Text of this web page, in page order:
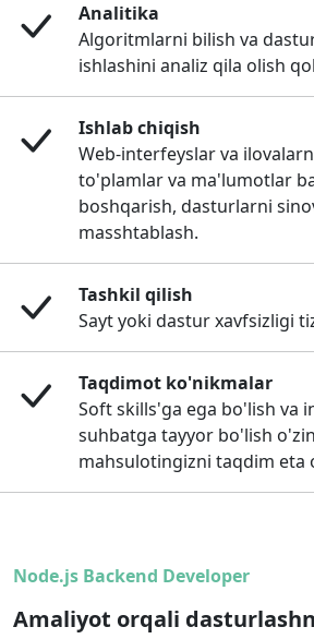
Analitika
Algoritmlarni bilish va
ishlashini analiz qila olish
Ishlab chiqish
Web-interfeyslar va
to'plamlar va ma'lumotlar
boshqarish, dasturlarni
masshtablash.
Tashkil qilish
Sayt yoki dastur xavfsizligi
Taqdimot ko'nikmalar
Soft skills'ga ega bo'lish va
suhbatga tayyor bo'lish
mahsulotingizni taqdim eta
Node.js Backend Developer
Amaliyot orqali